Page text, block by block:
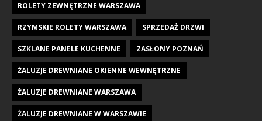
ROLETY ZEWNĘTRZNE WARSZAWA
RZYMSKIE ROLETY WARSZAWA SPRZEDAŻ DRZWI
SZKLANE PANELE KUCHENNE ZASŁONY POZNAŃ
ŻALUZJE DREWNIANE OKIENNE WEWNĘTRZNE
ŻALUZJE DREWNIANE WARSZAWA
ŻALUZJE DREWNIANE W WARSZAWIE